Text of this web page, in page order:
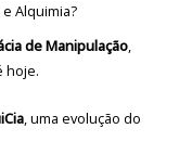
Alquimia?
de Manipulação,
hoje.
, uma evolução do